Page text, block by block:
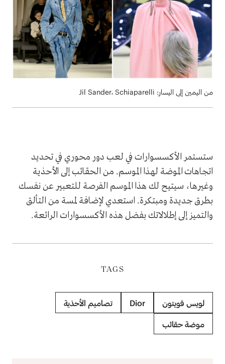
من اليمين إلى اليسار: Jil Sander، Schiaparelli
ستستمر الأكسسوارات في لعب دور محوري في تحديد
اتجاهات الموضة لهذا الموسم. من الحقائب إلى الأحذية
وغيرها، سيتيح لك هذا الموسم الفرصة للتعبير عن نفسك
بطرق جديدة ومبتكرة. استعدي لإضافة لمسة من التألق
والتميز إلى إطلالاتك بفضل هذه الأكسسوارات الرائعة.
TAGS
لويس فويتون Dior تصاميم الأحذية
موضة حقائب